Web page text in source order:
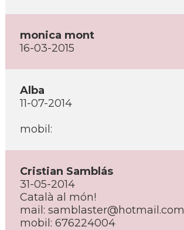
monica mont
16-03-2015
Alba
11-07-2014
mobil:
Cristian Samblás
31-05-2014
Català al món!
mail: samblaster@hotmail.com
mobil: 676224004